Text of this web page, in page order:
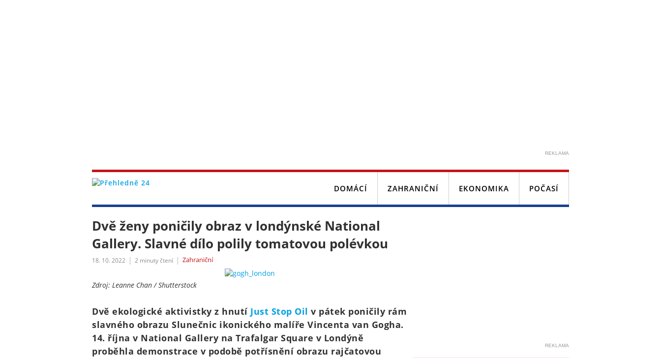
REKLAMA
DOMÁCÍ ZAHRANIČNÍ EKONOMIKA POČASÍ
Dvě ženy poničily obraz v londýnské National
Gallery. Slavné dílo polily tomatovou polévkou
18. 10. 2022 2 minuty čtení Zahraniční
Zdroj: Leanne Chan / Shutterstock
Dvě ekologické aktivistky z hnutí Just Stop Oil v pátek poničily rám
slavného obrazu Slunečnic ikonického malíře Vincenta van Gogha.
14. října v National Gallery na Trafalgar Square v Londýně
proběhla demonstrace v podobě potřísnění obrazu rajčatovou
REKLAMA